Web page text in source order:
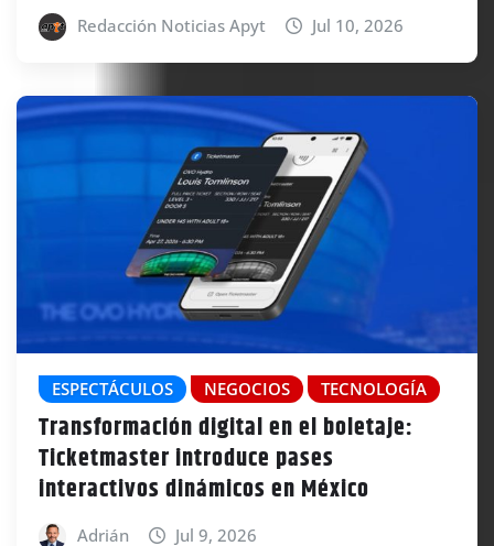
Redacción Noticias Apyt Jul 10, 2026
ESPECTÁCULOS NEGOCIOS TECNOLOGÍA
Transformación digital en el boletaje:
Ticketmaster introduce pases
interactivos dinámicos en México
Adrián Jul 9, 2026